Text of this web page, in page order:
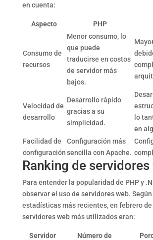
en cuenta:
Aspecto PHP
Consumo de
recursos
Menor consumo, lo
que puede
traducirse en costos
de servidor más
bajos.
Velocidad de
desarrollo
Desarrollo rápido
gracias a su
simplicidad.
lo
en
Facilidad de
configuración
Configuración más
sencilla con Apache.
Ranking de servidores
Para entender la popularidad de PHP y
observar el uso de servidores web.
estadísticas más recientes, en febrero de
servidores web más utilizados eran:
Servidor
Número de